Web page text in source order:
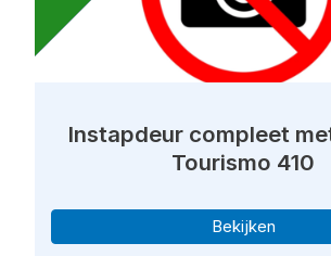
Instapdeur compleet
Tourismo 410
Bekijken